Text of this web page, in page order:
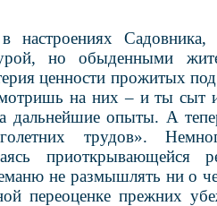
настроениях
но обыденными
ценности прожитых
на них – и ты сыт
дальнейшие опыты. А
трудов».
приоткрывающейся
не размышлять ни о
переоценке прежних